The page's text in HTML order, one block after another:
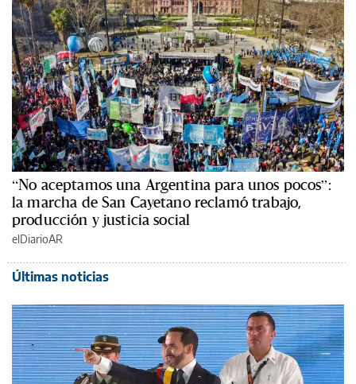
“No aceptamos una Argentina para unos pocos”:
la marcha de San Cayetano reclamó trabajo,
producción y justicia social
elDiarioAR
Últimas noticias